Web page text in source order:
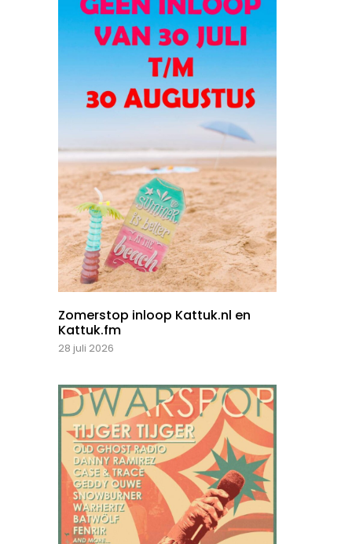
Zomerstop inloop Kattuk.nl en
Kattuk.fm
28 juli 2026